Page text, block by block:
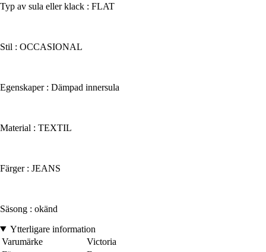
Typ av sula eller klack : FLAT
Stil : OCCASIONAL
Egenskaper : Dämpad innersula
Material : TEXTIL
Färger : JEANS
Säsong : okänd
Ytterligare information
Varumärke
Victoria